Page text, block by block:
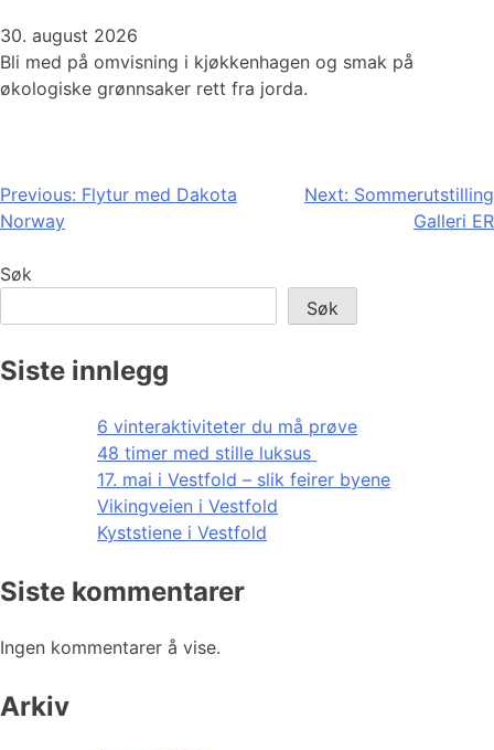
30. august 2026
Bli med på omvisning i kjøkkenhagen og smak på
økologiske grønnsaker rett fra jorda.
Innleggsnavigasjon
Previous: Flytur med Dakota
Norway
Next: Sommerutstilling
Galleri ER
Søk
Søk
Siste innlegg
6 vinteraktiviteter du må prøve
48 timer med stille luksus
17. mai i Vestfold – slik feirer byene
Vikingveien i Vestfold
Kyststiene i Vestfold
Siste kommentarer
Ingen kommentarer å vise.
Arkiv